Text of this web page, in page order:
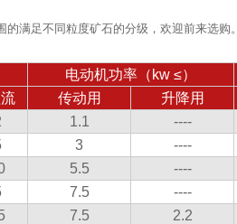
满足不同粒度矿石的分级，欢迎前来选购。
电动机功率（kw ≤）
传动用 升降用
1.1 ----
3 ----
5.5 ----
7.5 ----
7.5 2.2